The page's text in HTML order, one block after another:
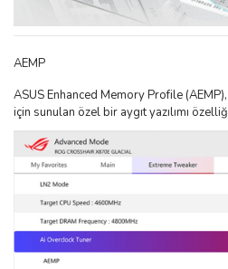
AEMP
ASUS Enhanced Memory Profile
için sunulan özel bir aygıt yazılımı